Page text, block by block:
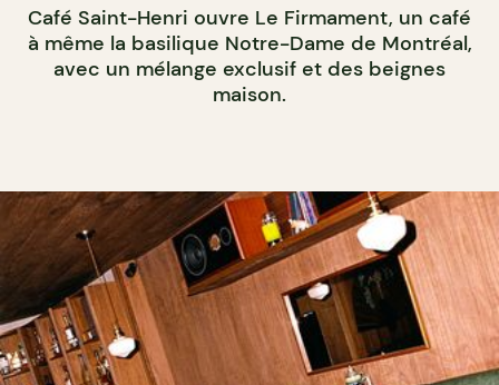
Café Saint-Henri ouvre Le Firmament, un café
à même la basilique Notre-Dame de Montréal,
avec un mélange exclusif et des beignes
maison.